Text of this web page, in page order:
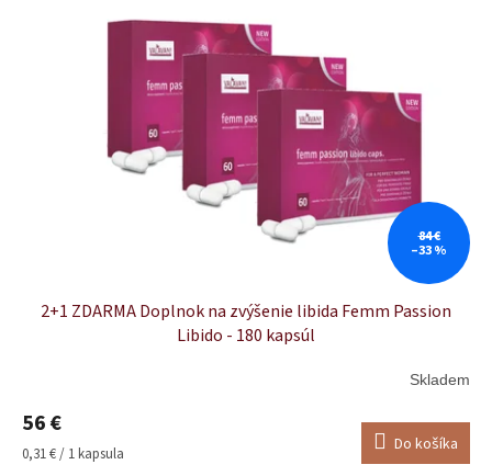
84 €
–33 %
2+1 ZDARMA Doplnok na zvýšenie libida Femm Passion
Libido - 180 kapsúl
produktu
je
5,0
Skladem
56 €
Jednotková
0,31 € / 1 kapsula Do košíka